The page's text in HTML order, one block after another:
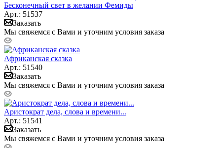
Бесконечный свет в желании Фемиды
Арт.: 51537
Заказать
Мы свяжемся с Вами и уточним условия заказа
Африканская сказка
Арт.: 51540
Заказать
Мы свяжемся с Вами и уточним условия заказа
Аристократ дела, слова и времени...
Арт.: 51541
Заказать
Мы свяжемся с Вами и уточним условия заказа